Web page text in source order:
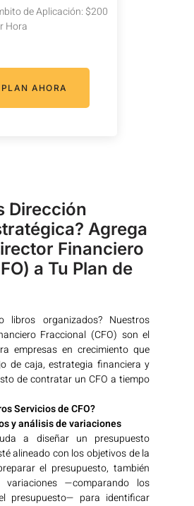
de Aplicación: $200
Hora
AHORA
Dirección
Agrega
Financiero
a Tu Plan de
libros organizados? Nuestros
Fraccional (CFO) son el
empresas en crecimiento que
de caja, estrategia financiera y
de contratar un CFO a tiempo
Servicios de CFO?
y análisis de variaciones
a diseñar un presupuesto
alineado con los objetivos de la
el presupuesto, también
—comparando los
presupuesto— para identificar